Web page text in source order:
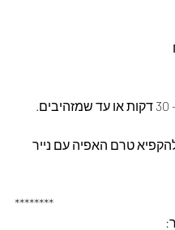
טרם האפיה עם נייר
********